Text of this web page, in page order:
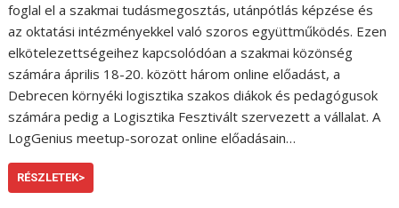
foglal el a szakmai tudásmegosztás, utánpótlás képzése és
az oktatási intézményekkel való szoros együttműködés. Ezen
elkötelezettségeihez kapcsolódóan a szakmai közönség
számára április 18-20. között három online előadást, a
Debrecen környéki logisztika szakos diákok és pedagógusok
számára pedig a Logisztika Fesztivált szervezett a vállalat. A
LogGenius meetup-sorozat online előadásain…
RÉSZLETEK>